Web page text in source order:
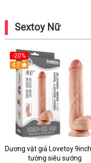
Sextoy Nữ
-20%
Hot
4.7
Dương vật giả Lovetoy
tường siêu sướng